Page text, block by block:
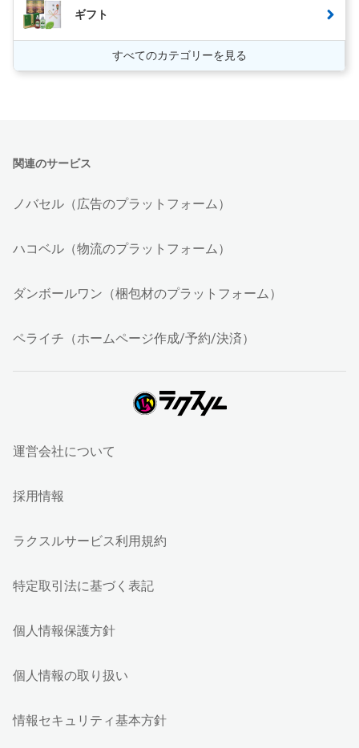
ギフト
すべてのカテゴリーを見る
関連のサービス
ノバセル（広告のプラットフォーム）
ハコベル（物流のプラットフォーム）
ダンボールワン（梱包材のプラットフォーム）
ペライチ（ホームページ作成/予約/決済）
運営会社について
採用情報
ラクスルサービス利用規約
特定取引法に基づく表記
個人情報保護方針
個人情報の取り扱い
情報セキュリティ基本方針